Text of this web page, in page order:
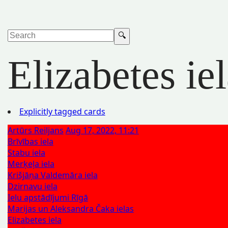
Elizabetes
Explicitly tagged cards
Artūrs Reiljans Aug 17, 2022, 11:21
Brīvības iela
Stabu iela
Merķeļa iela
Krišjāņa Valdemāra iela
Dzirnavu iela
Ielu apstādījumi Rīgā
Marijas un Aleksandra Čaka ielas
Elizabetes iela